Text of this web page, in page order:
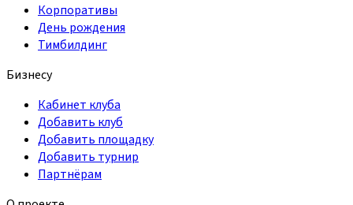
Корпоративы
День рождения
Тимбилдинг
Бизнесу
Кабинет клуба
Добавить клуб
Добавить площадку
Добавить турнир
Партнёрам